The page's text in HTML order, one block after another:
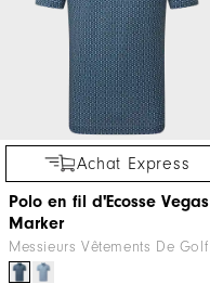
Achat Express
Polo en fil d'Ecosse Vegas
Marker
Messieurs Vêtements De Golf